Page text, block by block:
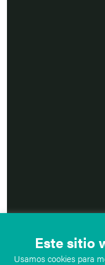
Este sitio
Usamos cookies para